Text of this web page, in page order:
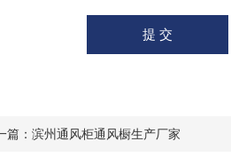
篇： 滨州通风柜通风橱生产厂家